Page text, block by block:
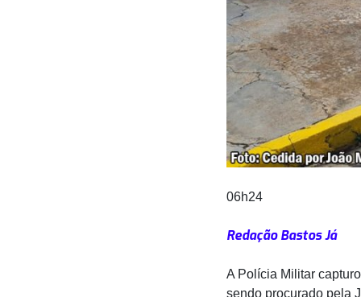
06h24
Redação Bastos Já
A Polícia Militar
sendo procurado pela